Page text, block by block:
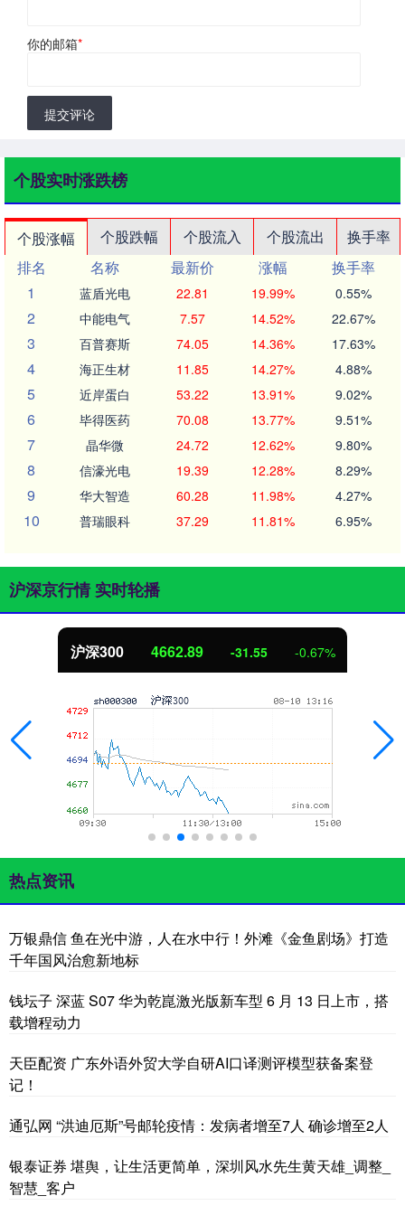
你的邮箱*
提交评论
个股实时涨跌榜
个股涨幅 个股跌幅 个股流入 个股流出
换手率
排名
名称 最新价 涨幅
换手率
1
蓝盾光电 22.81 19.99% 0.55%
2 中能电气 7.57 14.52% 22.67%
3 百普赛斯 74.05 14.36% 17.63%
4 海正生材 11.85 14.27% 4.88%
5 近岸蛋白 53.22 13.91% 9.02%
6 毕得医药 70.08 13.77% 9.51%
7 晶华微 24.72 12.62% 9.80%
8 信濠光电 19.39 12.28% 8.29%
9 华大智造 60.28 11.98% 4.27%
10 普瑞眼科 37.29 11.81% 6.95%
沪深京行情 实时轮播
北证50 1122.03 -12.22 -1.08%
热点资讯
万银鼎信 鱼在光中游，人在水中行！外滩《金鱼剧场》打造
千年国风治愈新地标
钱坛子 深蓝 S07 华为乾崑激光版新车型 6 月 13 日上市，搭
载增程动力
天臣配资 广东外语外贸大学自研AI口译测评模型获备案登
记！
通弘网 “洪迪厄斯”号邮轮疫情：发病者增至7人 确诊增至2人
银泰证券 堪舆，让生活更简单，深圳风水先生黄天雄_调整_
智慧_客户